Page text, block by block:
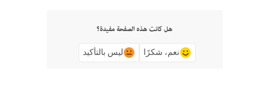
هل كانت هذه الصفحة مفيدة؟
نعم، شكرًا ليس بالتأكيد